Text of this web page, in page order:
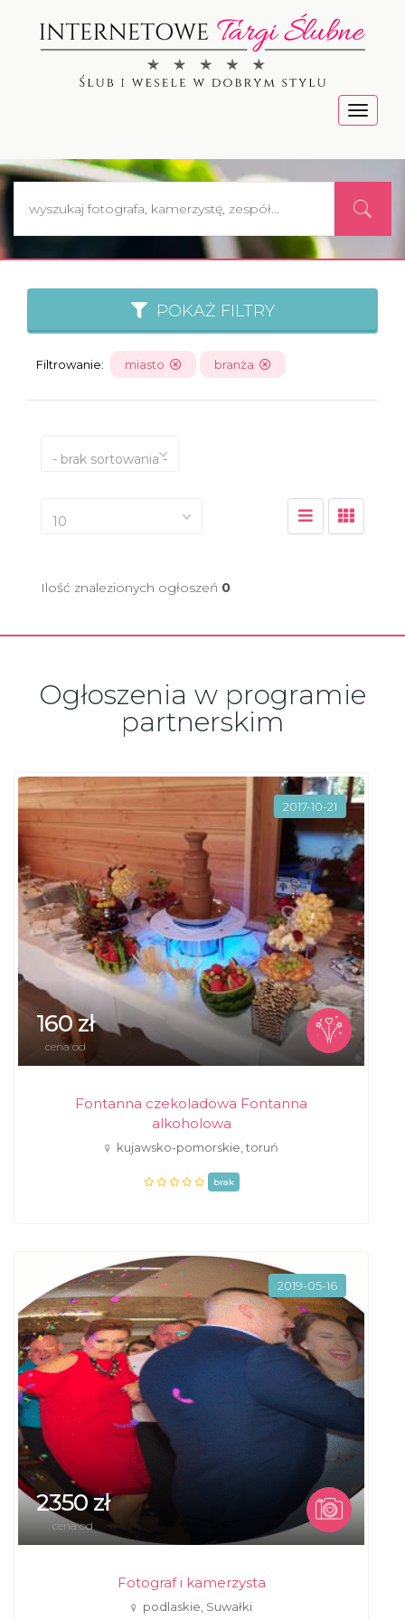
Menu
POKAŻ FILTRY
Filtrowanie: miasto branża
- brak sortowania -
10
Ilość znalezionych ogłoszeń 0
Ogłoszenia w programie
partnerskim
2017-10-21
160 zł
cena od
Fontanna czekoladowa Fontanna
alkoholowa
kujawsko-pomorskie, toruń
brak
2019-05-16
2350 zł
cena od
Fotograf i kamerzysta
podlaskie, Suwałki